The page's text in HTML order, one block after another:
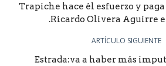
Trapiche hace él esfuerzo y
.Ricardo Olivera Aguirre
ARTÍCULO SIGUIENTE
Estrada:va a haber más